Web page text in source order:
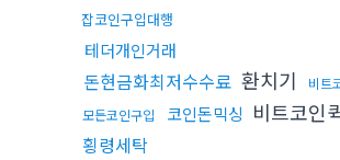
잡코인구입대행
테더개인거래
돈현금화최저수수료 환치기 비트
모든코인구입 코인돈믹싱 비트코인
횡령세탁